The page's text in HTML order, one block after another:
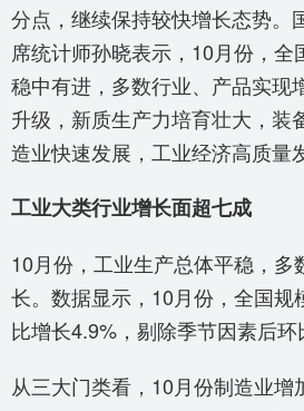
分点，继续保持较快增长态势。
席统计师孙晓表示，10月份，
稳中有进，多数行业、产品实现
升级，新质生产力培育壮大，装
造业快速发展，工业经济高质量
工业大类行业增长面超七成
10月份，工业生产总体平稳，多
长。数据显示，10月份，全国规
比增长4.9%，剔除季节因素后环
从三大门类看，10月份制造业增